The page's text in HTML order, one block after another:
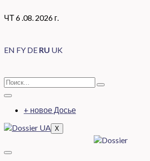
ЧТ 6 .08. 2026 г.
EN FY DE RU UK
+ новое Досье
X